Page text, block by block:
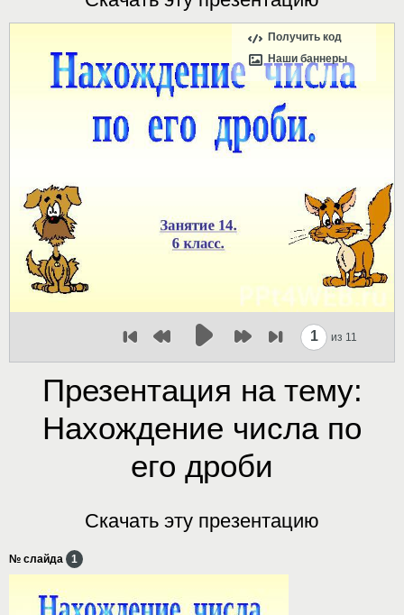
Получить код
Наши баннеры
1 из 11
Презентация на тему:
Нахождение числа по
его дроби
Скачать эту презентацию
№ слайда 1